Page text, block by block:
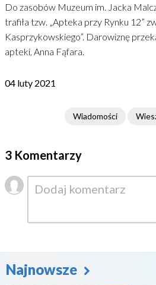
Do zasobów Muzeum im. Jacka
trafiła tzw. „Apteka przy Rynku 12”
Kasprzykowskiego”. Darowiznę
apteki, Anna Fąfara.
04 luty 2021
Wiadomości
3 Komentarzy
Najnowsze